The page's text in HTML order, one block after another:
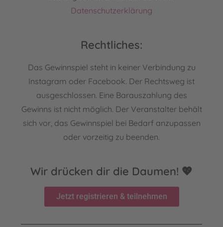
Datenschutzerklärung
Rechtliches:
Das Gewinnspiel steht in keiner Verbindung zu
Instagram oder Facebook. Der Rechtsweg ist
ausgeschlossen. Eine Barauszahlung des
Gewinns ist nicht möglich. Der Veranstalter behält
sich vor, das Gewinnspiel bei Bedarf anzupassen
oder vorzeitig zu beenden.
Wir drücken dir die Daumen! 💖
Jetzt registrieren & teilnehmen